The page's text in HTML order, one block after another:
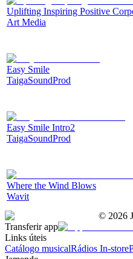
Uplifting Inspiring Positive
Art Media
Easy Smile
TaigaSoundProd
Easy Smile Intro2
TaigaSoundProd
Where the Wind Blows
Wavit
© 2026
Transferir app
Links úteis
Catálogo musicalRádios In-store